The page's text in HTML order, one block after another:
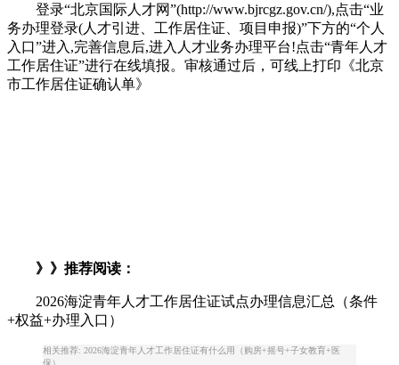
登录“北京国际人才网”(http://www.bjrcgz.gov.cn/),点击“业
务办理登录(人才引进、工作居住证、项目申报)”下方的“个人
入口”进入,完善信息后,进入人才业务办理平台!点击“青年人才
工作居住证”进行在线填报。审核通过后，可线上打印《北京
市工作居住证确认单》
》》推荐阅读：
2026海淀青年人才工作居住证试点办理信息汇总（条件
+权益+办理入口）
相关推荐: 2026海淀青年人才工作居住证有什么用（购房+摇号+子女教育+医
保）